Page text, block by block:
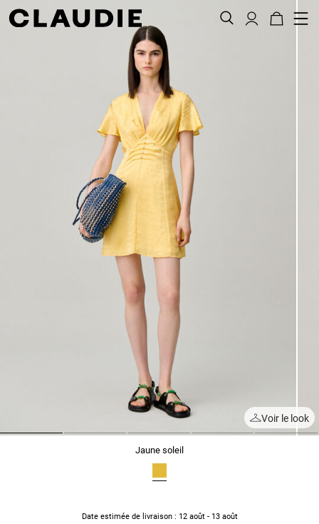
Voir le look
jaune soleil
Date estimée de livraison: 12 août - 13 août